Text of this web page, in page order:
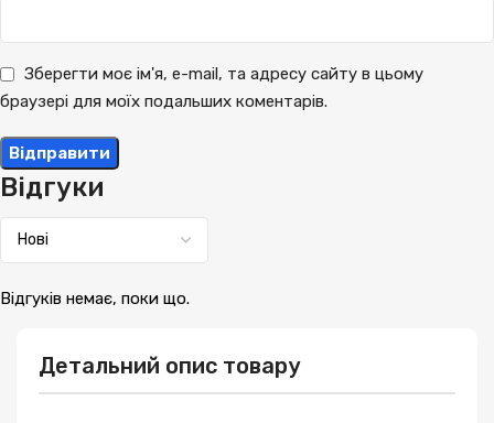
Детальний опис товару
Відгуки
Відгуків немає, поки що.
Зберегти моє ім'я, e-mail, та адресу сайту в цьому
браузері для моїх подальших коментарів.